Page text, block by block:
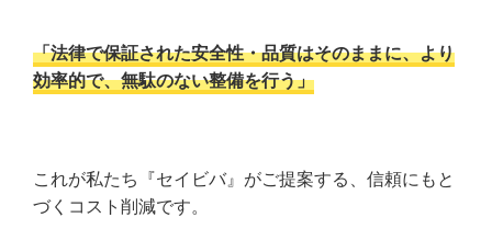
「法律で保証された安全性・品質はそのままに、より
効率的で、無駄のない整備を行う」
これが私たち『セイビバ』がご提案する、信頼にもと
づくコスト削減です。